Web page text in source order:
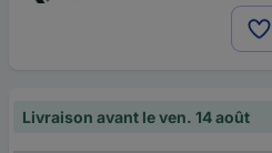
Livraison avant le ven. 14 août